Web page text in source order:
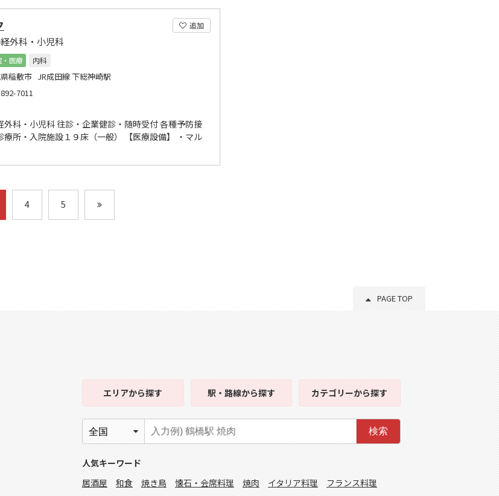
追加
外科・小児科
・医療
内科
稲敷市 JR成田線 下総神崎駅
7011
外科・小児科 往診・企業健診・随時受付 各種予防接
療所・入院施設１９床（一般） 【医療設備】 ・マル
4 5
PAGE TOP
エリアから探す 駅・路線から探す カテゴリーから探す
検索
人気キーワード
居酒屋
和食 焼き鳥 懐石・会席料理 焼肉 イタリア料理
フランス料理